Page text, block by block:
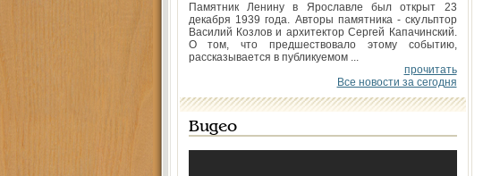
Памятник Ленину в Ярославле был открыт 23
декабря 1939 года. Авторы памятника - скульптор
Василий Козлов и архитектор Сергей Капачинский.
О том, что предшествовало этому событию,
рассказывается в публикуемом ...
прочитать
Все новости за сегодня
Видео